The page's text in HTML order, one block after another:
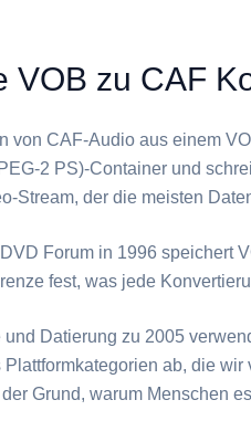
VOB zu CAF
von ⁦CAF⁩-Audio aus einem
2 PS)-Container und
Stream, der die meisten
Forum in 1996 speichert
fest, was jede
Datierung zu 2005
Plattformkategorien ab, die
Grund, warum Menschen